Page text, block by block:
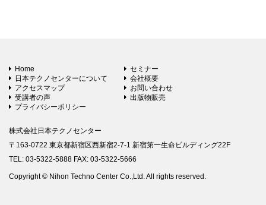
Home
セミナー
日本テクノセンターについて
会社概要
アクセスマップ
お問い合わせ
受講者の声
出版物販売
プライバシーポリシー
株式会社日本テクノセンター
〒163-0722 東京都新宿区西新宿2-7-1 新宿第一生命ビルディング22F
TEL: 03-5322-5888 FAX: 03-5322-5666
Copyright © Nihon Techno Center Co.,Ltd. All rights reserved.